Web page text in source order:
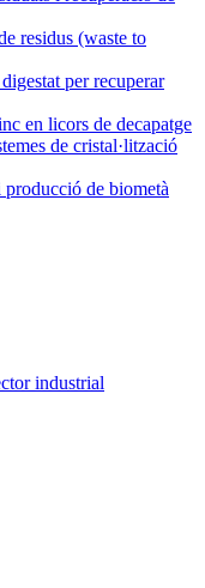
residus (waste to
per recuperar
en licors de decapatge
de cristal·lització
de biometà
industrial